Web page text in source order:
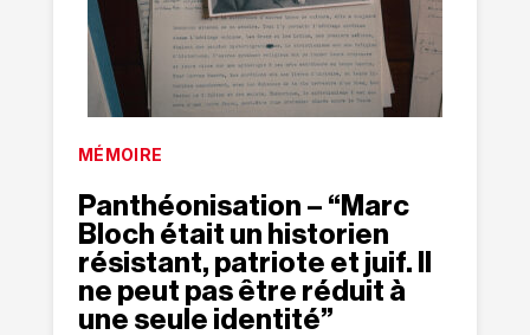
MÉMOIRE
Panthéonisation – “Marc
Bloch était un historien
résistant, patriote et juif. Il
ne peut pas être réduit à
une seule identité”